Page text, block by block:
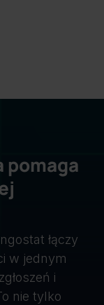
łączy
w jednym
i
nie tylko